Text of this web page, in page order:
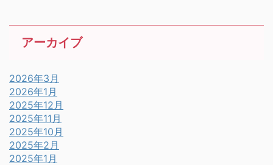
アーカイブ
2026年3月
2026年1月
2025年12月
2025年11月
2025年10月
2025年2月
2025年1月